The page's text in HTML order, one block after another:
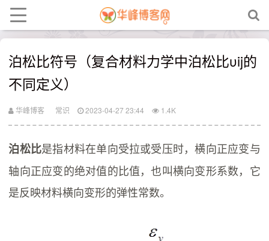
泊松比符号（复合材料力学中泊松比υij的
不同定义）
华峰博客 常识 2023-04-27 23:44 1.4K
泊松比是指材料在单向受拉或受压时，横向正应变与
轴向正应变的绝对值的比值，也叫横向变形系数，它
是反映材料横向变形的弹性常数。